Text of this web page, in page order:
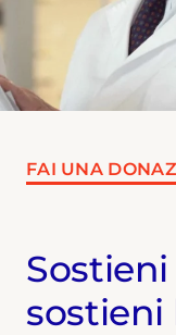
FAI UNA
sostieni